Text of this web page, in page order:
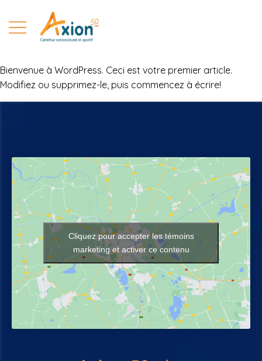
DÉCOUVRIR AXION 50 PLUS
ÉVÉNEMENTS
DEVENEZ PARTENAIRE
BISTRO AXION 50 PLUS
MON COMPTE PANIER
Bienvenue à WordPress. Ceci est votre premier article.
Modifiez ou supprimez-le, puis commencez à écrire!
Cliquez pour accepter les témoins
marketing et activer ce contenu